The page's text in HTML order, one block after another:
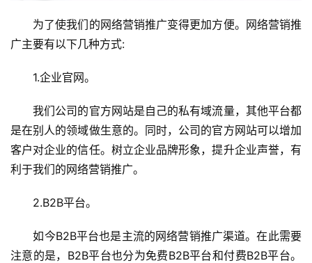
为了使我们的网络营销推广变得更加方便。网络营销推
广主要有以下几种方式:
1.企业官网。
我们公司的官方网站是自己的私有域流量，其他平台都
是在别人的领域做生意的。同时，公司的官方网站可以增加
客户对企业的信任。树立企业品牌形象，提升企业声誉，有
利于我们的网络营销推广。
2.B2B平台。
如今B2B平台也是主流的网络营销推广渠道。在此需要
注意的是，B2B平台也分为免费B2B平台和付费B2B平台。